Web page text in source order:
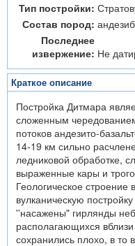
Тип постройки:
Состав пород:
Последнее
извержение: Не
Краткое описание
Постройка Дитмара
сложенным
потоков андезито-
14-19 км сильно
ледниковой обработке,
выраженные кары и
Геологическое
вулканическую
''насажены" гирлянды
располагающихся
сохранились плохо, в то